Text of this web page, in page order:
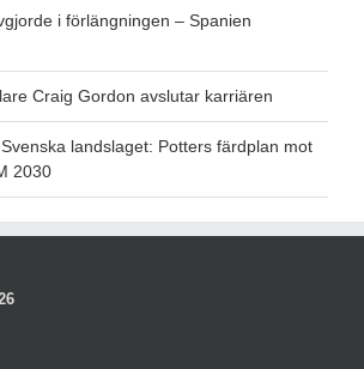
i förlängningen – Spanien
Craig Gordon avslutar karriären
landslaget: Potters färdplan mot
2030